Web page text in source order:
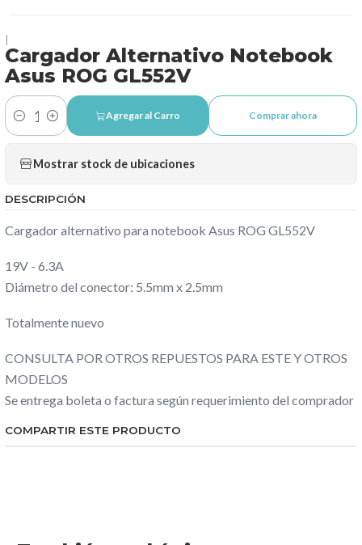
Cargador Alternativo Notebook
Asus ROG GL552V
Cantidad
Agregar al Carro Comprar ahora
Mostrar stock de ubicaciones
DESCRIPCIÓN
Cargador alternativo para notebook Asus ROG GL552V
19V - 6.3A
Diámetro del conector: 5.5mm x 2.5mm
Totalmente nuevo
CONSULTA POR OTROS REPUESTOS PARA ESTE Y OTROS
MODELOS
Se entrega boleta o factura según requerimiento del comprador
COMPARTIR ESTE PRODUCTO